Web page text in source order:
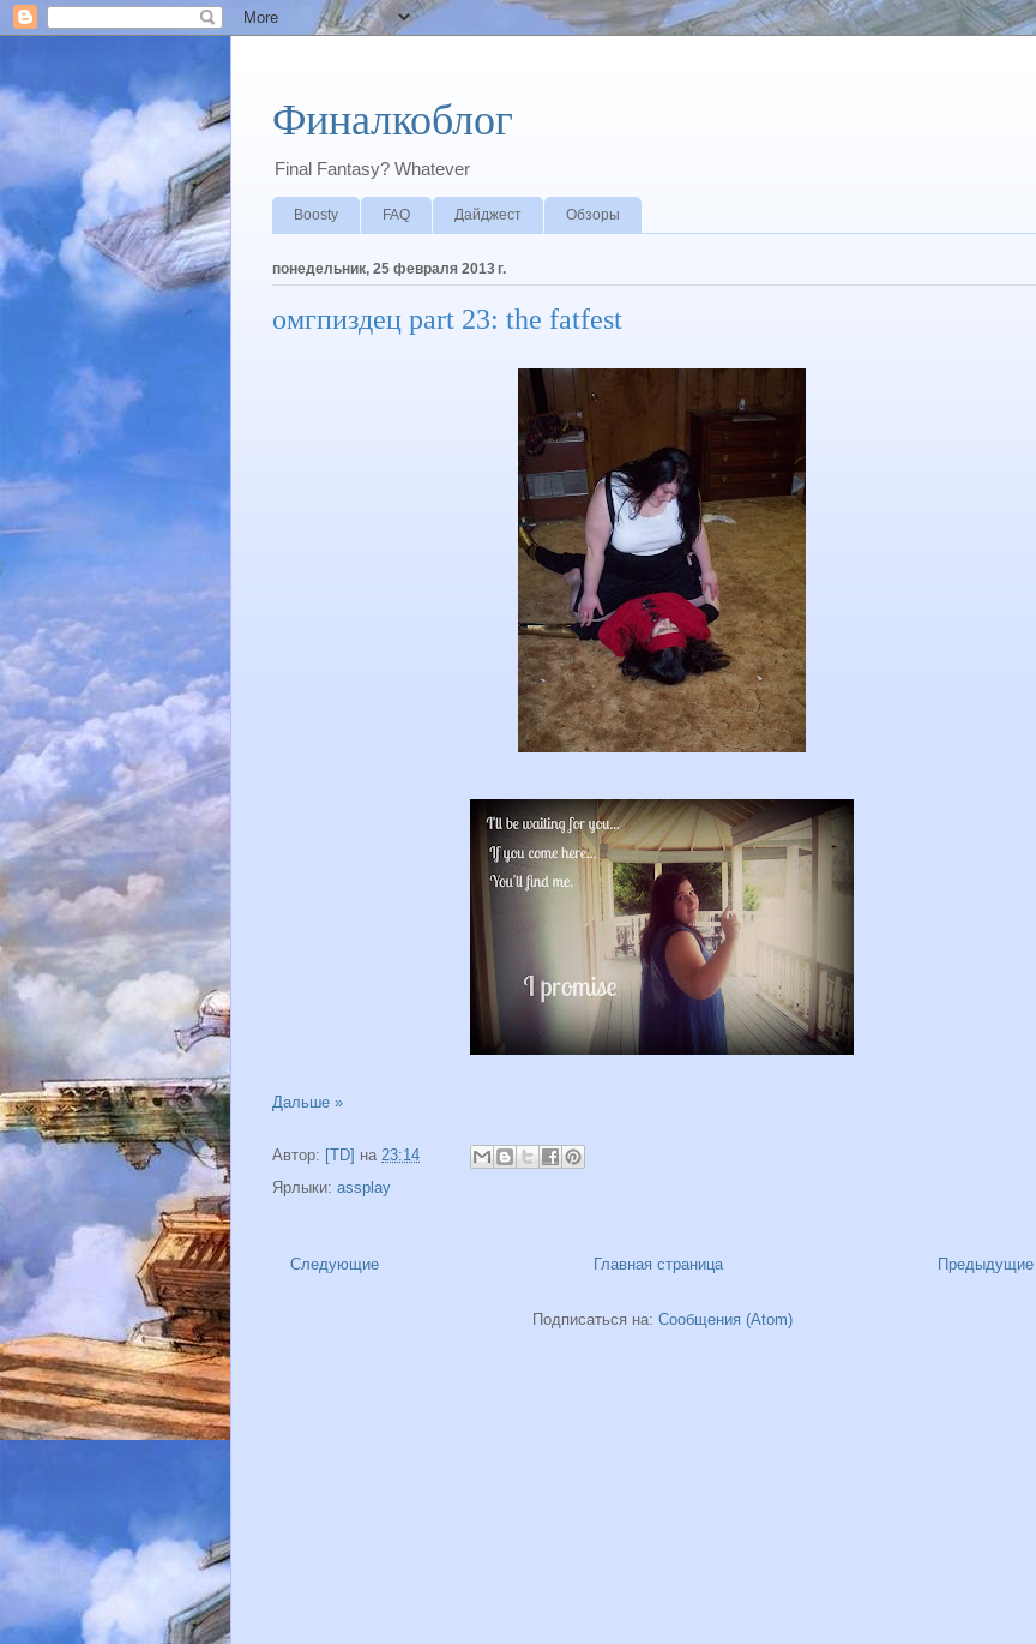
Финалкоблог
Final Fantasy? Whatever
Boosty FAQ Дайджест Обзоры
понедельник, 25 февраля 2013 г.
омгпиздец part 23: the fatfest
Дальше »
Автор: [TD] на 23:14
Ярлыки: assplay
Следующие Предыдущие
Главная страница
Подписаться на: Сообщения (Atom)